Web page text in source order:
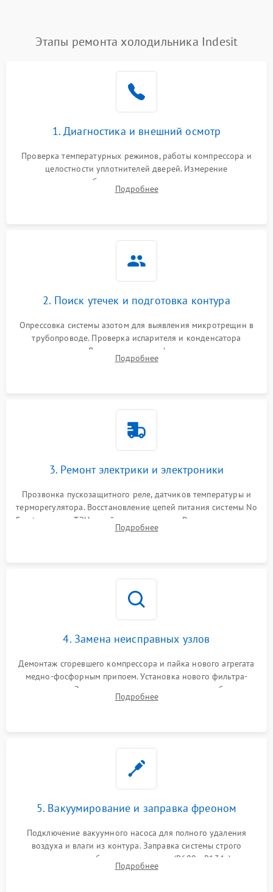
Поломка системы No Frost 2600 ₽ Подробнее →
работе
2000 ₽ Подробнее →
1000 ₽
1800 ₽
Этапы ремонта холодильника Indesit
1. Диагностика и внешний осмотр
Проверка температурных режимов, работы компрессора и
целостности уплотнителей дверей. Измерение
сопротивления обмоток мотора, проверка термостата и
считывание кодов ошибок с электронного дисплея.
Подробнее
2. Поиск утечек и подготовка контура
Опрессовка системы азотом для выявления микротрещин в
трубопроводе. Проверка испарителя и конденсатора
течеискателем. Демонтаж старого фильтра-осушителя и
продувка капиллярной трубки для устранения засоров.
Подробнее
3. Ремонт электрики и электроники
Прозвонка пускозащитного реле, датчиков температуры и
терморегулятора. Восстановление цепей питания системы No
Frost, включая ТЭН оттайки и вентилятор. Ремонт или замена
платы управления при сбоях алгоритмов.
Подробнее
4. Замена неисправных узлов
Демонтаж сгоревшего компрессора и пайка нового агрегата
медно-фосфорным припоем. Установка нового фильтра-
осушителя. Замена изношенных вентиляторов обдува,
сломанных заслонок или поврежденных дверных петель.
Подробнее
5. Вакуумирование и заправка фреоном
Подключение вакуумного насоса для полного удаления
воздуха и влаги из контура. Заправка системы строго
дозированным объемом хладагента (R600a, R134a) по
электронным весам. Контроль рабочего давления в системе.
Подробнее